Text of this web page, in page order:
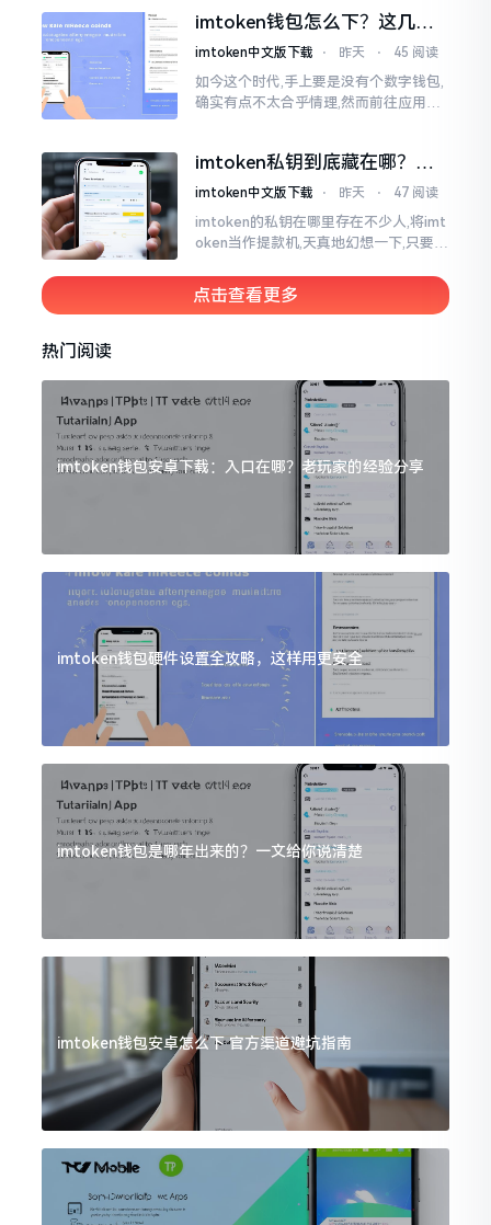
堆币
imtoken钱包怎么下？这几种
靠谱路子别走歪
imtoken中文版下载 ⋅ 昨天 ⋅ 45 阅读
如今这个时代,手上要是没有个数字钱包,
确实有点不太合乎情理,然而前往应用商
似乎相似
imtoken私钥到底藏在哪？别
慌，找对地方才安心
imtoken中文版下载 ⋅ 昨天 ⋅ 47 阅读
imtoken的私钥在哪里存在不少人,将imt
oken当作提款机,天真地幻想一下,只要把
然而,实际并不如此
点击查看更多
热门阅读
imtoken钱包安卓下载：入口在哪？老玩家的经验分享
imtoken钱包硬件设置全攻略，这样用更安全
imtoken钱包是哪年出来的？一文给你说清楚
imtoken钱包安卓怎么下 官方渠道避坑指南